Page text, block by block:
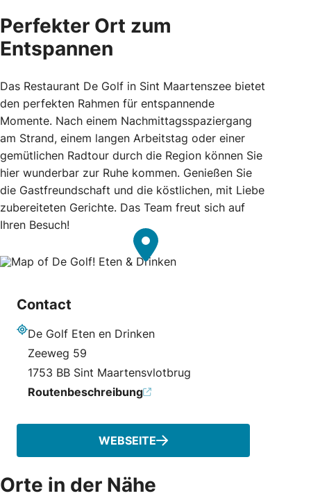
Perfekter Ort zum
Entspannen
Das Restaurant De Golf in Sint Maartenszee bietet
den perfekten Rahmen für entspannende
Momente. Nach einem Nachmittagsspaziergang
am Strand, einem langen Arbeitstag oder einer
gemütlichen Radtour durch die Region können Sie
hier wunderbar zur Ruhe kommen. Genießen Sie
die Gastfreundschaft und die köstlichen, mit Liebe
zubereiteten Gerichte. Das Team freut sich auf
Ihren Besuch!
Contact
De Golf Eten en Drinken
Zeeweg 59
1753 BB Sint Maartensvlotbrug
Routenbeschreibung
WEBSEITE
Orte in der Nähe